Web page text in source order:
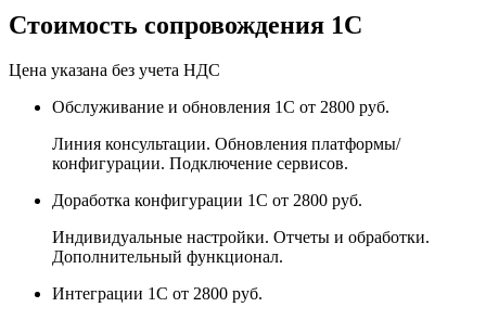
Стоимость сопровождения 1С
Цена указана без учета НДС
Обслуживание и обновления 1С от 2800 руб.
Линия консультации. Обновления платформы/
конфигурации. Подключение сервисов.
Доработка конфигурации 1С от 2800 руб.
Индивидуальные настройки. Отчеты и обработки.
Дополнительный функционал.
Интеграции 1С от 2800 руб.